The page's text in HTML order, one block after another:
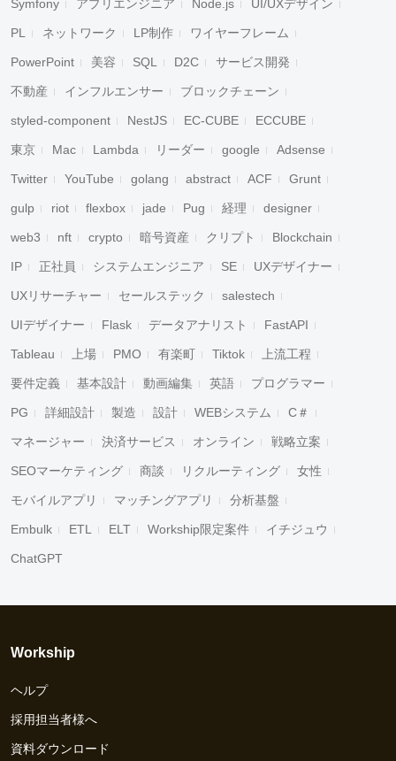
Symfony アプリエンジニア Node.js UI/UXデザイン
PL ネットワーク LP制作 ワイヤーフレーム
PowerPoint 美容 SQL D2C サービス開発
不動産 インフルエンサー ブロックチェーン
styled-component NestJS EC-CUBE ECCUBE
東京 Mac Lambda リーダー google Adsense
Twitter YouTube golang abstract ACF Grunt
gulp riot flexbox jade Pug 経理 designer
web3 nft crypto 暗号資産 クリプト Blockchain
IP 正社員 システムエンジニア SE UXデザイナー
UXリサーチャー セールステック salestech
UIデザイナー Flask データアナリスト FastAPI
Tableau 上場 PMO 有楽町 Tiktok 上流工程
要件定義 基本設計 動画編集 英語 プログラマー
PG 詳細設計 製造 設計 WEBシステム C＃
マネージャー 決済サービス オンライン 戦略立案
SEOマーケティング 商談 リクルーティング 女性
モバイルアプリ マッチングアプリ 分析基盤
Embulk ETL ELT Workship限定案件 イチジュウ
ChatGPT
Workship
ヘルプ
採用担当者様へ
資料ダウンロード